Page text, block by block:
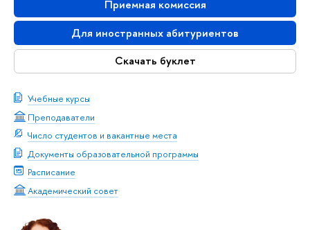
Приемная комиссия
Для иностранных абитуриентов
Скачать буклет
Учебные курсы
Преподаватели
Число студентов и вакантные места
Документы образовательной программы
Расписание
Академический совет